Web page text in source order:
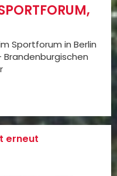
Sportforum in Berlin
Brandenburgischen
erneut